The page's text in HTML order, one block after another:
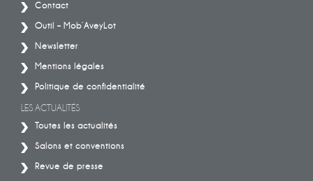
Contact
Outil – Mob’AveyLot
Newsletter
Mentions légales
Politique de confidentialité
LES ACTUALITÉS
Toutes les actualités
Salons et conventions
Revue de presse